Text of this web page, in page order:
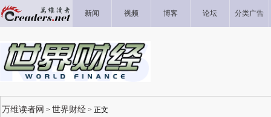
新闻 视频 博客 论坛 分类广告
万维读者网 > 世界财经 > 正文